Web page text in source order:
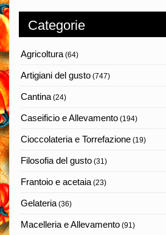
Categorie
Agricoltura(64)
Artigiani del gusto (747)
Cantina(24)
Caseificio e Allevamento (194)
Cioccolateria e Torrefazione (19)
Filosofia del gusto (31)
Frantoio e acetaia(23)
Gelateria(36)
Macelleria e Allevamento (91)